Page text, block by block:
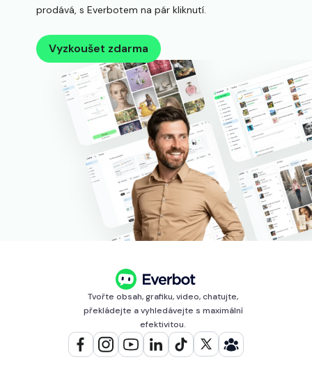
prodává, s Everbotem na pár kliknutí.
Vyzkoušet zdarma
Tvořte obsah, grafiku, video, chatujte,
překládejte a vyhledávejte s maximální
efektivitou.